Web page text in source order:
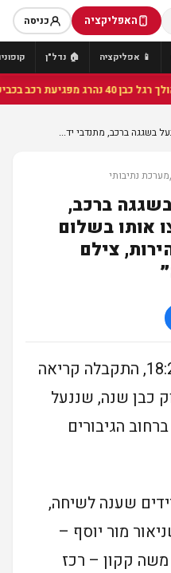
האפליקציה כניסה
📱 אפליקציה 🏠 נדל"ן
מפגיעת רכב בכביש 25 סמוך לצומת הנשיא, מתנדבי זק"א פועלו בזירה
בשגגה ברכב, מתנדבי יד...
מערכת נתיבותי
ברכב,
אותו בשלום
צילם
אתמול (ראשון) בשעה 18:26, התקבלה קריאה
כבן שנה, שננעל
הגיבורים
שענה לשיחה,
מור יוסף –
קקון – רכז